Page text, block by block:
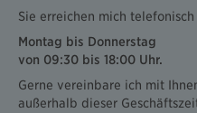
Sie erreichen mich
Montag bis Donnerstag
von 09:30 bis 18:00 Uhr.
Gerne vereinbare ich mit
außerhalb dieser